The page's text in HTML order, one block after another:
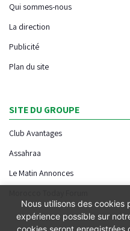
Qui sommes-nous
La direction
Publicité
Plan du site
SITE DU GROUPE
Club Avantages
Assahraa
Le Matin Annonces
Nous utilisons des cookies
expérience possible sur
cookies seront enregistrées